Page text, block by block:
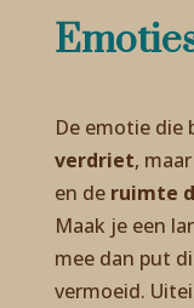
De emotie die
verdriet,
en de ruimte
Maak je een
mee dan put
vermoeid.